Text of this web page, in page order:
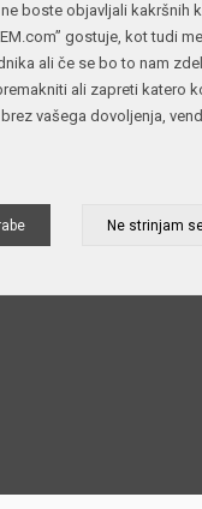
boste objavljali kakršnih
gostuje, kot
ali če se bo to nam
ali zapreti katero
vašega dovoljenja,